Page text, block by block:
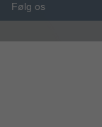
Følg os